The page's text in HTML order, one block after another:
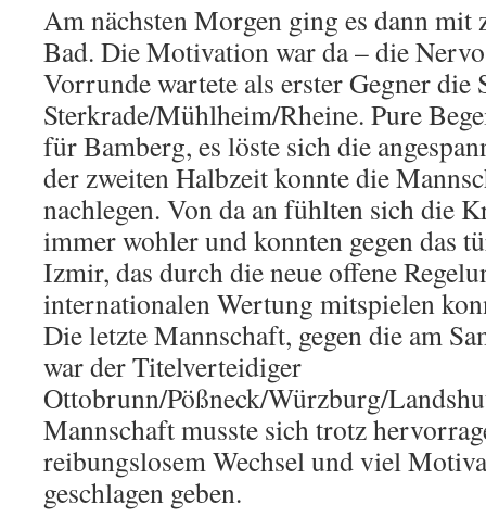
Am nächsten Morgen ging es dann mit
Bad. Die Motivation war da – die
Vorrunde wartete als erster Gegner die
Sterkrade/Mühlheim/Rheine. Pure
für Bamberg, es löste sich die
der zweiten Halbzeit konnte die
nachlegen. Von da an fühlten sich die
immer wohler und konnten gegen das
Izmir, das durch die neue offene
internationalen Wertung mitspielen
Die letzte Mannschaft, gegen die am
war der Titelverteidiger
Ottobrunn/Pößneck/Würzburg/
Mannschaft musste sich trotz
reibungslosem Wechsel und viel
geschlagen geben.